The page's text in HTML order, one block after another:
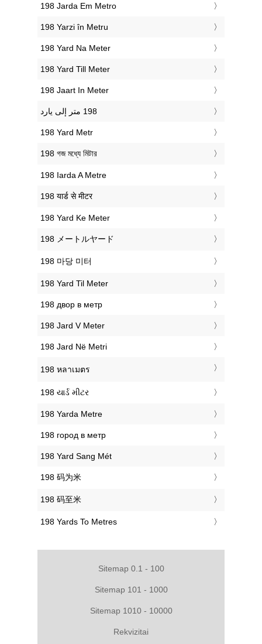
‎198 Jarda Em Metro
‎198 Yarzi în Metru
‎198 Yard Na Meter
‎198 Yard Till Meter
‎198 Jaart In Meter
‎198 Yard Metr
‎198 গজ মধ্যে মিটার
‎198 Iarda A Metre
‎198 यार्ड से मीटर
‎198 Yard Ke Meter
‎198 メートルヤード
‎198 마당 미터
‎198 Yard Til Meter
‎198 двор в метр
‎198 Jard V Meter
‎198 Jard Në Metri
‎198 หลาเมตร
‎198 યાર્ડ મીટર
‎198 Yarda Metre
‎198 город в метр
‎198 Yard Sang Mét
‎198 码为米
‎198 码至米
‎198 Yards To Metres
Sitemap 0.1 - 100
Sitemap 101 - 1000
Sitemap 1010 - 10000
Rekvizitai